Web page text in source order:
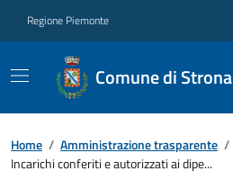
Regione Piemonte
Comune di Strona
Home / Amministrazione trasparente /
Incarichi conferiti e autorizzati ai dipe...